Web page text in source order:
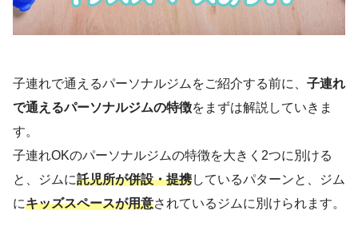
子連れで通えるパーソナルジムをご紹介する前に、 子連れ
で通えるパーソナルジムの特徴をまずは解説していきま
す。
子連れOKのパーソナルジムの特徴を大きく2つに別ける
と、ジムに託児所が併設・提携しているパターンと、ジム
にキッズスペースが用意されているジムに別けられます。